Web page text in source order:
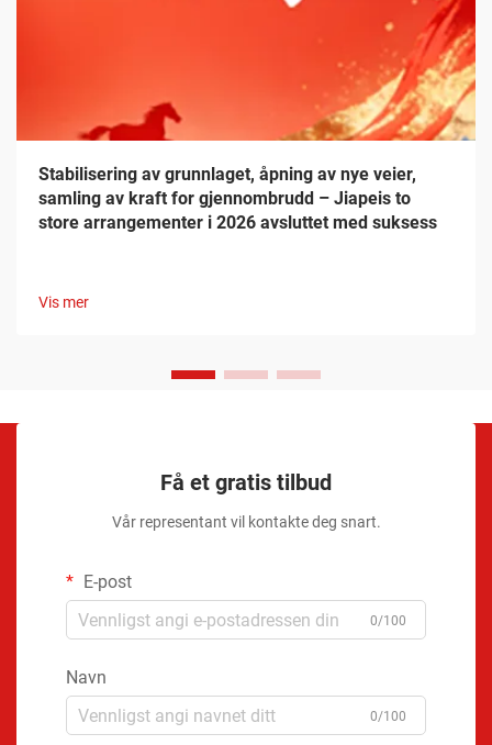
Stabilisering av grunnlaget, åpning av nye veier,
samling av kraft for gjennombrudd – Jiapeis to
store arrangementer i 2026 avsluttet med suksess
Vis mer
Få et gratis tilbud
Vår representant vil kontakte deg snart.
E-post
0/100
Navn
0/100